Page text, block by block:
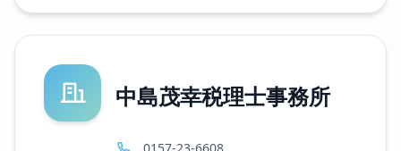
中島茂幸税理士事務所
0157-23-6608